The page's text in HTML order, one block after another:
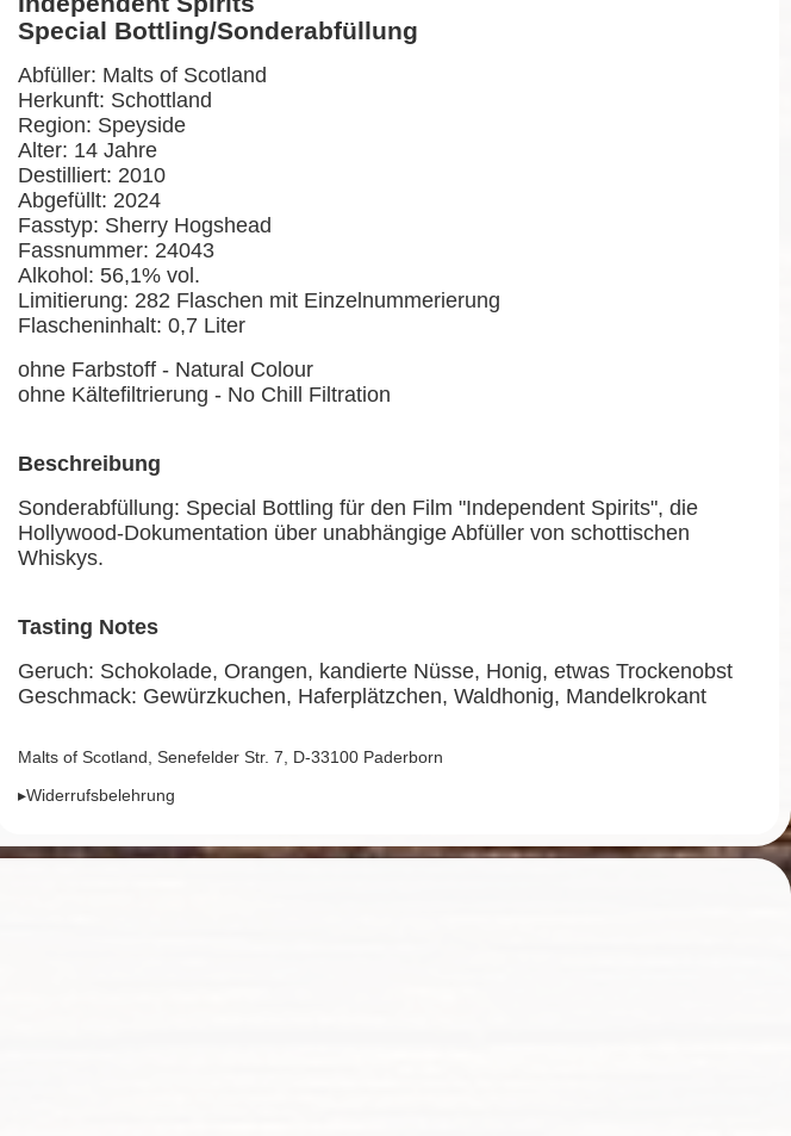
Special Bottling/Sonderabfüllung
Abfüller: Malts of Scotland
Herkunft: Schottland
Region: Speyside
Alter: 14 Jahre
Destilliert: 2010
Abgefüllt: 2024
Fasstyp: Sherry Hogshead
Fassnummer: 24043
Alkohol: 56,1% vol.
Limitierung: 282 Flaschen mit Einzelnummerierung
Flascheninhalt: 0,7 Liter
ohne Farbstoff - Natural Colour
ohne Kältefiltrierung - No Chill Filtration
Beschreibung
Sonderabfüllung: Special Bottling für den Film "Independent Spirits", die
Hollywood-Dokumentation über unabhängige Abfüller von schottischen
Whiskys.
Tasting Notes
Geruch: Schokolade, Orangen, kandierte Nüsse, Honig, etwas Trockenobst
Geschmack: Gewürzkuchen, Haferplätzchen, Waldhonig, Mandelkrokant
Malts of Scotland, Senefelder Str. 7, D-33100 Paderborn
▸Widerrufsbelehrung